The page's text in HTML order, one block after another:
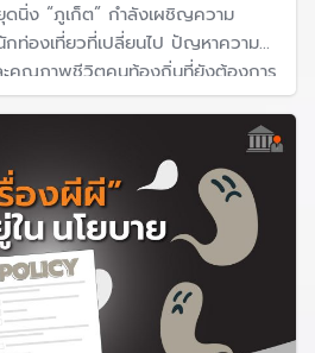
ชิญความ
กท่องเที่ยวที่เปลี่ยนไป ปัญหาความ
คุณภาพชีวิตคนท้องถิ่นที่ยังต้องการ
แห่งนี้ให้เป็น “เมืองสุขภาวะ” จึงเป็น
ะยั่งยืนสำหรับทุกคน